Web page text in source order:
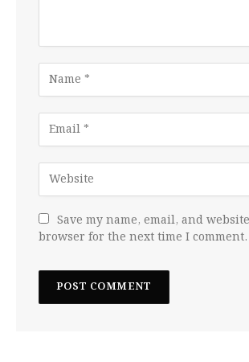
Save my name, email, and
browser for the next time I comment.